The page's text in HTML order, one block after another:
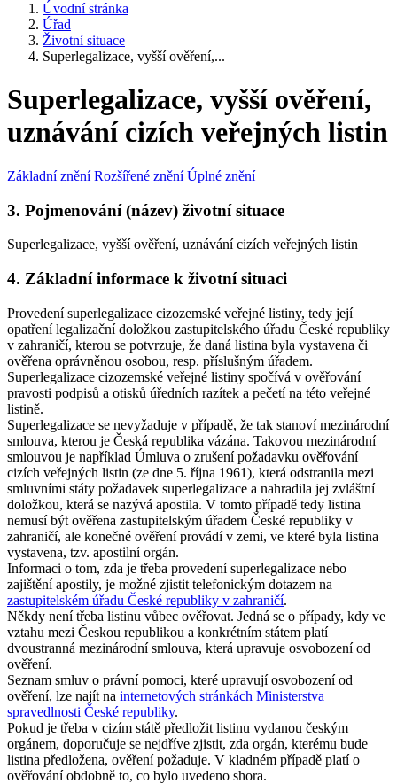
Úvodní stránka
Úřad
Životní situace
Superlegalizace, vyšší ověření,...
Superlegalizace, vyšší ověření,
uznávání cizích veřejných listin
Základní znění Rozšířené znění Úplné znění
3. Pojmenování (název) životní situace
Superlegalizace, vyšší ověření, uznávání cizích veřejných listin
4. Základní informace k životní situaci
Provedení superlegalizace cizozemské veřejné listiny, tedy její
opatření legalizační doložkou zastupitelského úřadu České republiky
v zahraničí, kterou se potvrzuje, že daná listina byla vystavena či
ověřena oprávněnou osobou, resp. příslušným úřadem.
Superlegalizace cizozemské veřejné listiny spočívá v ověřování
pravosti podpisů a otisků úředních razítek a pečetí na této veřejné
listině.
Superlegalizace se nevyžaduje v případě, že tak stanoví mezinárodní
smlouva, kterou je Česká republika vázána. Takovou mezinárodní
smlouvou je například Úmluva o zrušení požadavku ověřování
cizích veřejných listin (ze dne 5. října 1961), která odstranila mezi
smluvními státy požadavek superlegalizace a nahradila jej zvláštní
doložkou, která se nazývá apostila. V tomto případě tedy listina
nemusí být ověřena zastupitelským úřadem České republiky v
zahraničí, ale konečné ověření provádí v zemi, ve které byla listina
vystavena, tzv. apostilní orgán.
Informaci o tom, zda je třeba provedení superlegalizace nebo
zajištění apostily, je možné zjistit telefonickým dotazem na
zastupitelském úřadu České republiky v zahraničí.
Někdy není třeba listinu vůbec ověřovat. Jedná se o případy, kdy ve
vztahu mezi Českou republikou a konkrétním státem platí
dvoustranná mezinárodní smlouva, která upravuje osvobození od
ověření.
Seznam smluv o právní pomoci, které upravují osvobození od
ověření, lze najít na internetových stránkách Ministerstva
spravedlnosti České republiky.
Pokud je třeba v cizím státě předložit listinu vydanou českým
orgánem, doporučuje se nejdříve zjistit, zda orgán, kterému bude
listina předložena, ověření požaduje. V kladném případě platí o
ověřování obdobně to, co bylo uvedeno shora.